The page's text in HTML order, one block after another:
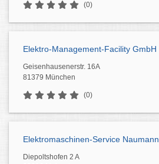
(0)
Elektro-Management-Facility GmbH
Geisenhausenerstr. 16A
81379 München
(0)
Elektromaschinen-Service Naumann
Diepoltshofen 2 A